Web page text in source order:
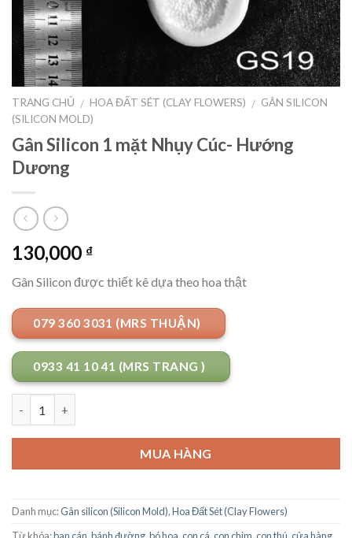
TRANG CHỦ / HOA ĐẤT SÉT (CLAY FLOWERS) / GÂN SILICON
(SILICON MOLD)
Gân Silicon 1 mặt Nhụy Cúc- Hướng
Dương
130,000 ₫
Gân Silicon được thiết kê dựa theo hoa thật
079 360 3031 (MRS THUẬN)
0933 41 10 41 (MRS TRANG )
MUA HÀNG
Danh mục:Gân silicon (Silicon Mold),Hoa Đất Sét (Clay Flowers)